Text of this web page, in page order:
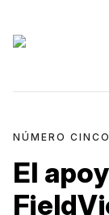
NÚMERO CINCO
El